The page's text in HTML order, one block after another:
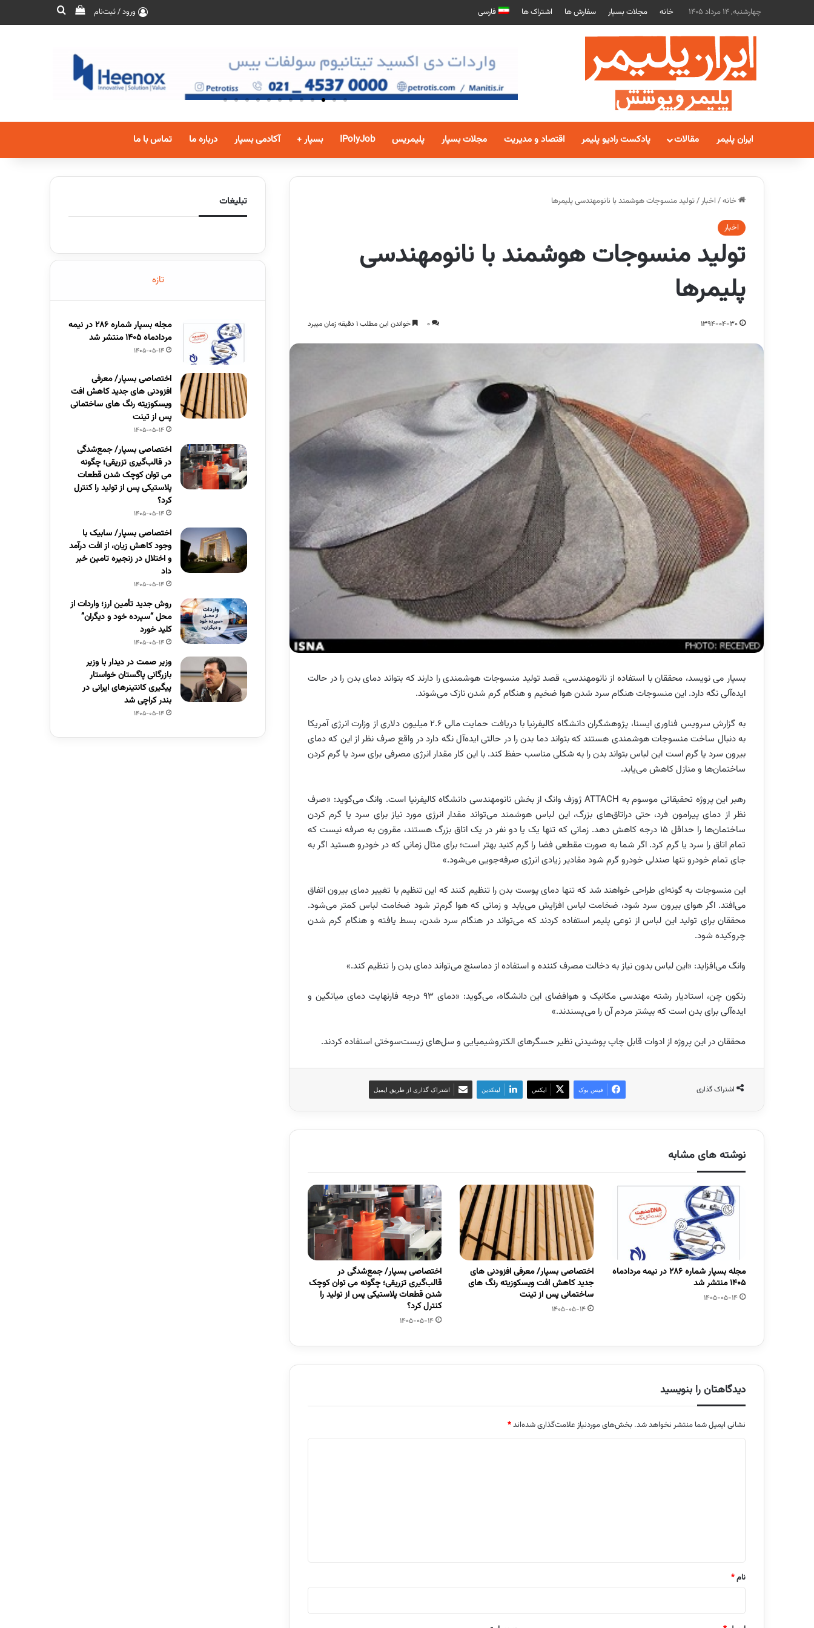
چهارشنبه, 14 مرداد 1405 خانه مجلات بسپار سفارش ها اشتراک ها فارسی ورود / ثبت‌نام
ایران پلیمر مقالات پادکست رادیو پلیمر اقتصاد و مدیریت مجلات بسپار پلیمریس IPolyJob بسپار + آکادمی بسپار درباره ما تماس با ما
خانه/ اخبار/تولید منسوجات هوشمند با نانومهندسی پلیمرها
اخبار
تولید منسوجات هوشمند با نانومهندسی
پلیمرها
1394-04-30
0 خواندن این مطلب 1 دقیقه زمان میبرد
بسپار می نویسد، محققان با استفاده از نانومهندسی، قصد تولید منسوجات هوشمندی را دارند که بتواند دمای بدن را در حالت
ایده‌آلی نگه دارد. این منسوجات هنگام سرد شدن هوا ضخیم و هنگام گرم شدن نازک می‌شوند.
به گزارش سرویس فناوری ایسنا، پژوهشگران دانشگاه کالیفرنیا با دریافت حمایت مالی 2.6 میلیون دلاری از وزارت انرژی آمریکا
به دنبال ساخت منسوجات هوشمندی هستند که بتواند دما بدن را در حالتی ایده‌آل نگه‌ دارد در واقع صرف نظر از این که دمای
بیرون سرد یا گرم است این لباس بتواند بدن را به شکلی مناسب حفظ کند. با این کار مقدار انرژی مصرفی برای سرد یا گرم کردن
ساختمان‌ها و منازل کاهش می‌یابد.
رهبر این پروژه تحقیقاتی موسوم به ATTACH ژوزف وانگ از بخش نانومهندسی دانشگاه کالیفرنیا است. وانگ می‌گوید: «صرف
نظر از دمای پیرامون فرد، حتی دراتاق‌های بزرگ، این لباس هوشمند می‌تواند مقدار انرژی مورد نیاز برای سرد یا گرم کردن
ساختمان‌ها را حداقل 15 درجه کاهش دهد. زمانی که تنها یک یا دو نفر در یک اتاق بزرگ هستند، مقرون به صرفه نیست که
تمام اتاق را سرد یا گرم کرد. اگر شما به صورت مقطعی فضا را گرم کنید بهتر است؛ برای مثال زمانی که در خودرو هستید اگر به
جای تمام خودرو تنها صندلی خودرو گرم شود مقادیر زیادی انرژی صرفه‌جویی می‌شود.»
این منسوجات به گونه‌ای طراحی خواهند شد که تنها دمای پوست بدن را تنظیم کنند که این تنظیم با تغییر دمای بیرون اتفاق
می‌افتد. اگر هوای بیرون سرد شود، ضخامت لباس افزایش می‌یابد و زمانی که هوا گرم‌تر شود ضخامت لباس کمتر می‌شود.
محققان برای تولید این لباس از نوعی پلیمر استفاده کردند که می‌تواند در هنگام سرد شدن، بسط یافته و هنگام گرم شدن
چروکیده شود.
وانگ می‌افزاید: «این لباس بدون نیاز به دخالت مصرف کننده و استفاده از دماسنج می‌تواند دمای بدن را تنظیم کند.»
رنکون چن، استادیار رشته مهندسی مکانیک و هوافضای این دانشگاه، می‌گوید: «دمای 93 درجه فارنهایت دمای میانگین و
ایده‌آلی برای بدن است که بیشتر مردم آن را می‌پسندند.»
محققان در این پروژه از ادوات قابل چاپ پوشیدنی نظیر حسگرهای الکتروشیمیایی و سل‌های زیست‌سوختی استفاده کردند.
اشتراک گذاری فیس بوک ایکس لینکدین اشتراک گذاری از طریق ایمیل
نوشته های مشابه
مجله بسپار شماره 286 در نیمه مردادماه
1405 منتشر شد
1405-05-14
اختصاصی بسپار/ معرفی افزودنی های
جدید کاهش افت ویسکوزیته رنگ های
ساختمانی پس از تینت
1405-05-14
اختصاصی بسپار/ جمع‌شدگی در
قالب‌گیری تزریقی؛ چگونه می توان کوچک
شدن قطعات پلاستیکی پس از تولید را
کنترل کرد؟
1405-05-14
دیدگاهتان را بنویسید
نشانی ایمیل شما منتشر نخواهد شد. بخش‌های موردنیاز علامت‌گذاری شده‌اند*
نام*
تبلیغات
تازه
مجله بسپار شماره 286 در نیمه
مردادماه 1405 منتشر شد
1405-05-14
اختصاصی بسپار/ معرفی
افزودنی های جدید کاهش افت
ویسکوزیته رنگ های ساختمانی
پس از تینت
1405-05-14
اختصاصی بسپار/ جمع‌شدگی
در قالب‌گیری تزریقی؛ چگونه
می توان کوچک شدن قطعات
پلاستیکی پس از تولید را کنترل
کرد؟
1405-05-14
اختصاصی بسپار/ سابیک با
وجود کاهش زیان، از افت درآمد
و اختلال در زنجیره تامین خبر
داد
1405-05-14
روش جدید تأمین ارز؛ واردات از
محل “سپرده خود و دیگران”
کلید خورد
1405-05-14
وزیر صمت در دیدار با وزیر
بازرگانی پاگستان خواستار
پیگیری کانتینرهای ایرانی در
بندر کراچی شد
1405-05-14